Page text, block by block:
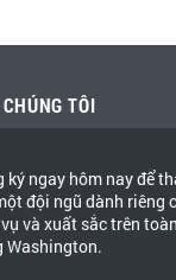
TÔI
ký ngay hôm nay để
đội ngũ dành riêng
và xuất sắc trên
Washington.